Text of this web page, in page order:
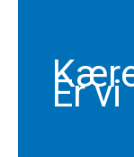
Er